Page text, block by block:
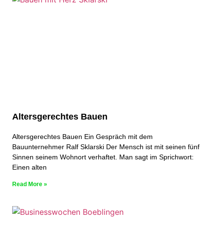
Altersgerechtes Bauen
Altersgerechtes Bauen Ein Gespräch mit dem
Bauunternehmer Ralf Sklarski Der Mensch ist mit seinen fünf
Sinnen seinem Wohnort verhaftet. Man sagt im Sprichwort:
Einen alten
Read More »